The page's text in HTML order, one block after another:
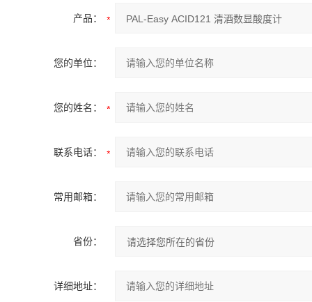
产品：
您的单位：
您的姓名：
联系电话：
常用邮箱：
省份：
详细地址：